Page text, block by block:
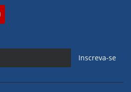
Inscreva-se